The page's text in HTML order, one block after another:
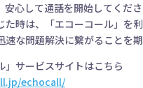
安心して通話を開始してくだ
た時は、「エコーコール」を利
速な問題解決に繋がることを期
」サービスサイトはこちら
echocall/